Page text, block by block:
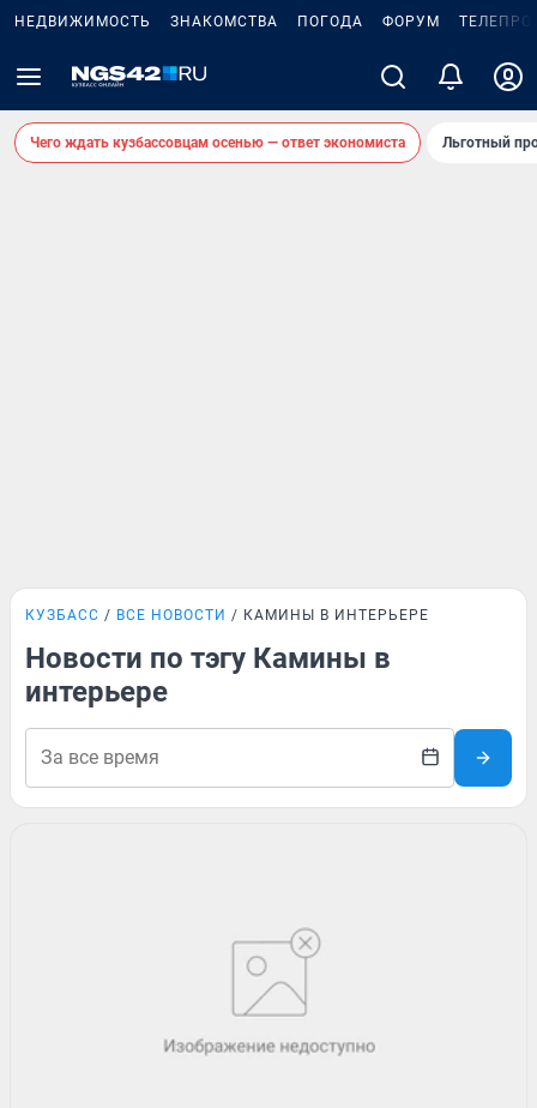
НЕДВИЖИМОСТЬ ЗНАКОМСТВА ПОГОДА ФОРУМ
Чего ждать кузбассовцам осенью — ответ экономиста Льготный
КУЗБАСС ВСЕ НОВОСТИ КАМИНЫ В ИНТЕРЬЕРЕ
Новости по тэгу Камины в
интерьере